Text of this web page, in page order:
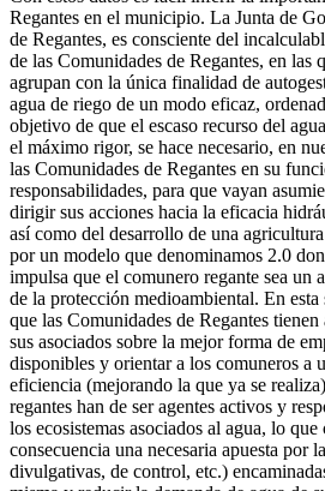
Regantes en el municipio. La Junta de
de Regantes, es consciente del
de las Comunidades de Regantes, en las
agrupan con la única finalidad de
agua de riego de un modo eficaz,
objetivo de que el escaso recurso del
el máximo rigor, se hace necesario, en
las Comunidades de Regantes en su
responsabilidades, para que vayan
dirigir sus acciones hacia la eficacia
así como del desarrollo de una
por un modelo que denominamos 2.0
impulsa que el comunero regante sea un
de la protección medioambiental. En esta
que las Comunidades de Regantes
sus asociados sobre la mejor forma de
disponibles y orientar a los comuneros a
eficiencia (mejorando la que ya se
regantes han de ser agentes activos y
los ecosistemas asociados al agua, lo
consecuencia una necesaria apuesta por
divulgativas, de control, etc.)